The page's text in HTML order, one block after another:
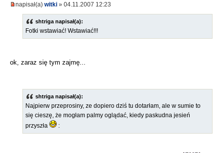
napisał(a) witki » 04.11.2007 12:23
shtriga napisał(a):
Fotki wstawiać! Wstawiać!!!
ok, zaraz się tym zajmę...
shtriga napisał(a):
Najpierw przeprosiny, ze dopiero dziś tu dotarłam, ale w sumie to
się cieszę, że mogłam palmy oglądać, kiedy paskudna jesień
przyszła
: